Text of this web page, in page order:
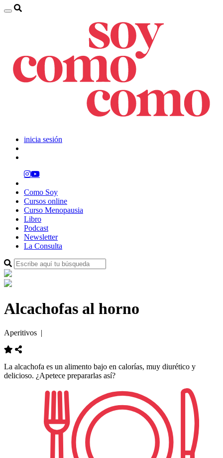
inicia sesión
Como Soy
Cursos online
Curso Menopausia
Libro
Podcast
Newsletter
La Consulta
Alcachofas al horno
Aperitivos |
La alcachofa es un alimento bajo en calorías, muy diurético y
delicioso. ¿Apetece prepararlas así?